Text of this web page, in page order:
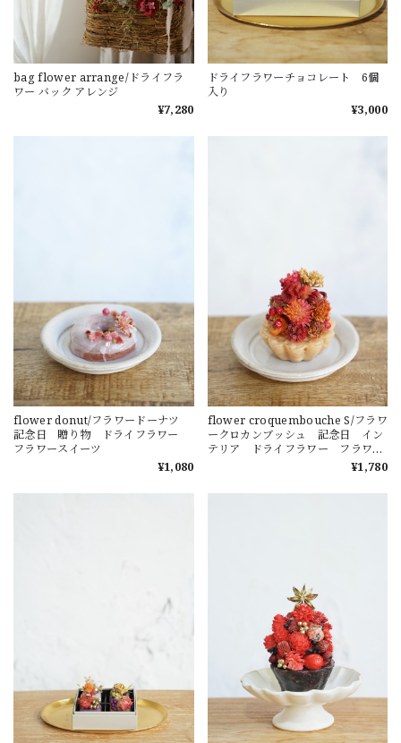
bag flower arrange/ドライフラ
ワー バック アレンジ
¥7,280
ドライフラワーチョコレート 6個
入り
¥3,000
flower donut/フラワードーナツ
記念日 贈り物 ドライフラワー
フラワースイーツ
¥1,080
flower croquembouche S/フラワ
ークロカンブッシュ 記念日 イン
テリア ドライフラワー フラワー
¥1,780